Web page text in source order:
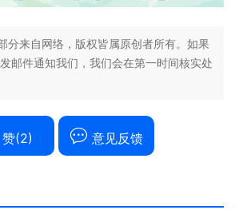
分来自网络，版权皆属原创者所有。如果
邮件通知我们，我们会在第一时间核实处
赞(2) 意见反馈